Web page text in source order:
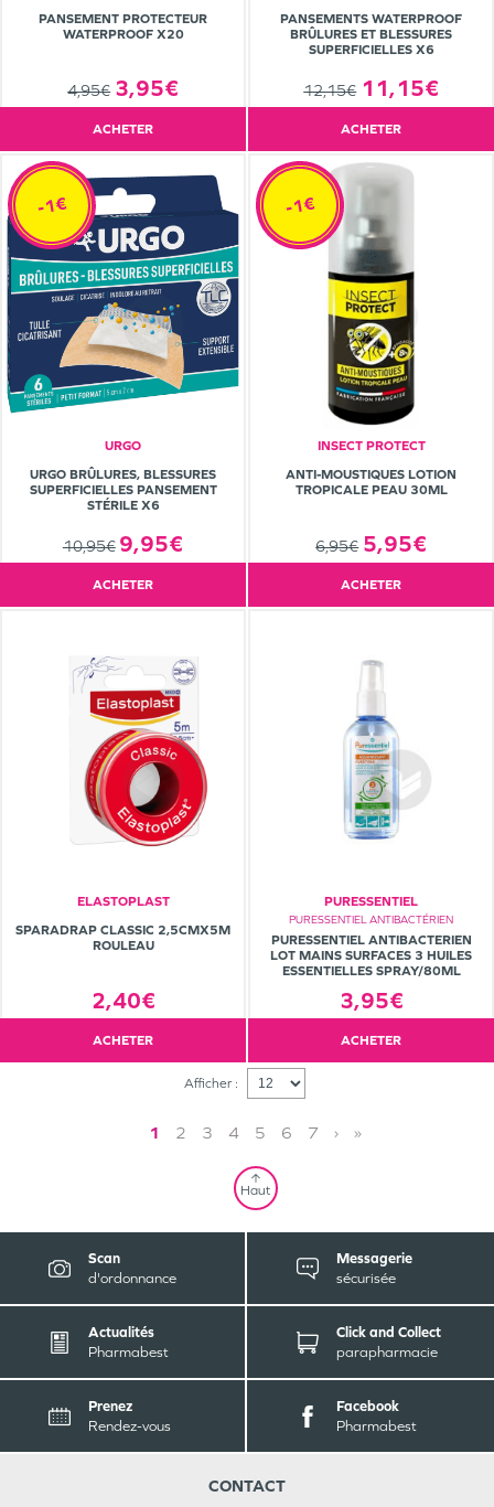
PANSEMENT PROTECTEUR
WATERPROOF X20
4,95€ 3,95€
ACHETER
PANSEMENTS WATERPROOF
BRÛLURES ET BLESSURES
SUPERFICIELLES X6
12,15€ 11,15€
ACHETER
URGO
URGO BRÛLURES, BLESSURES
SUPERFICIELLES PANSEMENT
STÉRILE X6
10,95€ 9,95€
-1€
ACHETER
INSECT PROTECT
ANTI-MOUSTIQUES LOTION
TROPICALE PEAU 30ML
6,95€ 5,95€
-1€
ACHETER
ELASTOPLAST
SPARADRAP CLASSIC 2,5CMX5M
ROULEAU
2,40€
ACHETER
PURESSENTIEL
PURESSENTIEL ANTIBACTÉRIEN
PURESSENTIEL ANTIBACTERIEN
LOT MAINS SURFACES 3 HUILES
ESSENTIELLES SPRAY/80ML
3,95€
ACHETER
Afficher :
1 2 3 4 5 6 7 › »
Haut
Scan
d'ordonnance
Messagerie
sécurisée
Actualités
Pharmabest
Click and Collect
parapharmacie
Prenez
Rendez-vous
Facebook
Pharmabest
CONTACT